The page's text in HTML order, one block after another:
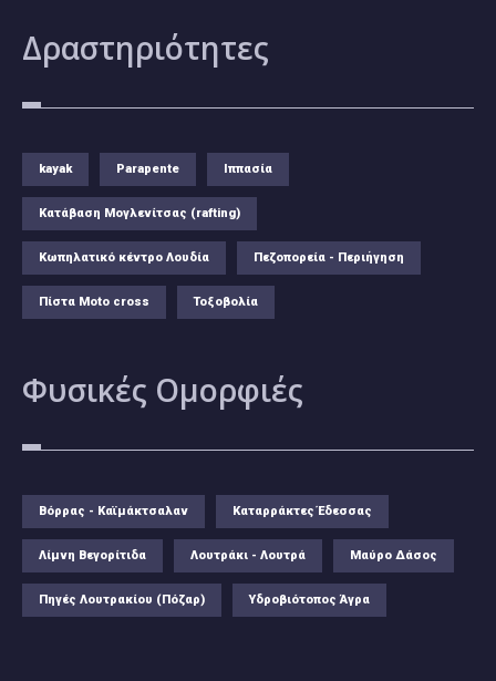
Δραστηριότητες
kayak Parapente Ιππασία
Κατάβαση Μογλενίτσας (rafting)
Κωπηλατικό κέντρο Λουδία Πεζοπορεία - Περιήγηση
Πίστα Moto cross Τοξοβολία
Φυσικές Ομορφιές
Βόρρας - Καϊμάκτσαλαν Καταρράκτες Έδεσσας
Λίμνη Βεγορίτιδα Λουτράκι - Λουτρά Μαύρο Δάσος
Πηγές Λουτρακίου (Πόζαρ) Υδροβιότοπος Άγρα